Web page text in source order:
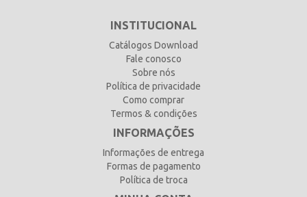
INSTITUCIONAL
Catálogos Download
Fale conosco
Sobre nós
Política de privacidade
Como comprar
Termos & condições
INFORMAÇÕES
Informações de entrega
Formas de pagamento
Política de troca